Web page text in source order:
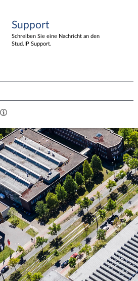
Support
Schreiben Sie eine Nachricht an den
Stud.IP Support.